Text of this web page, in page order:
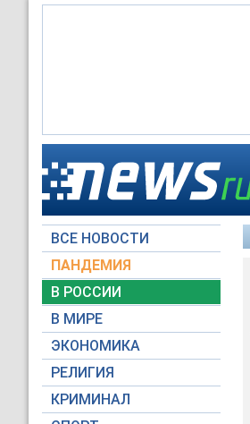
ВСЕ НОВОСТИ
ПАНДЕМИЯ
В РОССИИ
В МИРЕ
ЭКОНОМИКА
РЕЛИГИЯ
КРИМИНАЛ